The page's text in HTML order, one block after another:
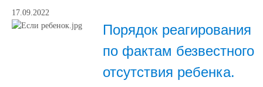
17.09.2022
Порядок реагирования
по фактам безвестного
отсутствия ребенка.